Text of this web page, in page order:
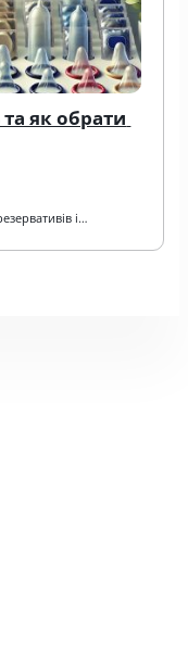
як обрати
і…